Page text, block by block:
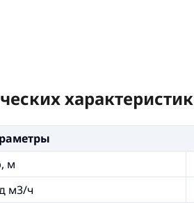
характеристик
м
м3/ч